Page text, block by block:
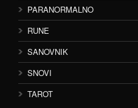
PARANORMALNO
RUNE
SANOVNIK
SNOVI
TAROT